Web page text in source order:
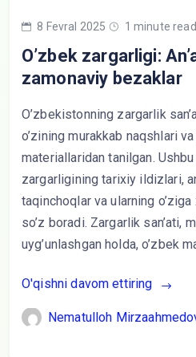
8 Fevral 2025 1 minute read
O’zbek zargarligi:
zamonaviy bezaklar
O’zbekistonning zargarlik
o’zining murakkab naqshlari
materiallaridan tanilgan.
zargarligining tarixiy ildizlari,
taqinchoqlar va ularning
so’z boradi. Zargarlik san’ati,
uyg’unlashgan holda, o’zbek
O'qishni davom ettiring
Nematulloh